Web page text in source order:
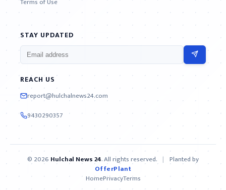
Terms of Use
STAY UPDATED
REACH US
report@hulchalnews24.com
9430290357
© 2026 Hulchal News 24. All rights reserved. | Planted by
OfferPlant
HomePrivacyTerms